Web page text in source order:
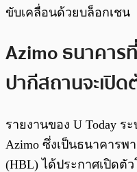
ขับเคลื่อนด้วยบล็อกเชน
Azimo ธนาคา
ปากีสถานจะเปิด
รายงานของ U Today ร
Azimo ซึ่งเป็นธนาคาร
(HBL) ได้ประกาศเปิดตั